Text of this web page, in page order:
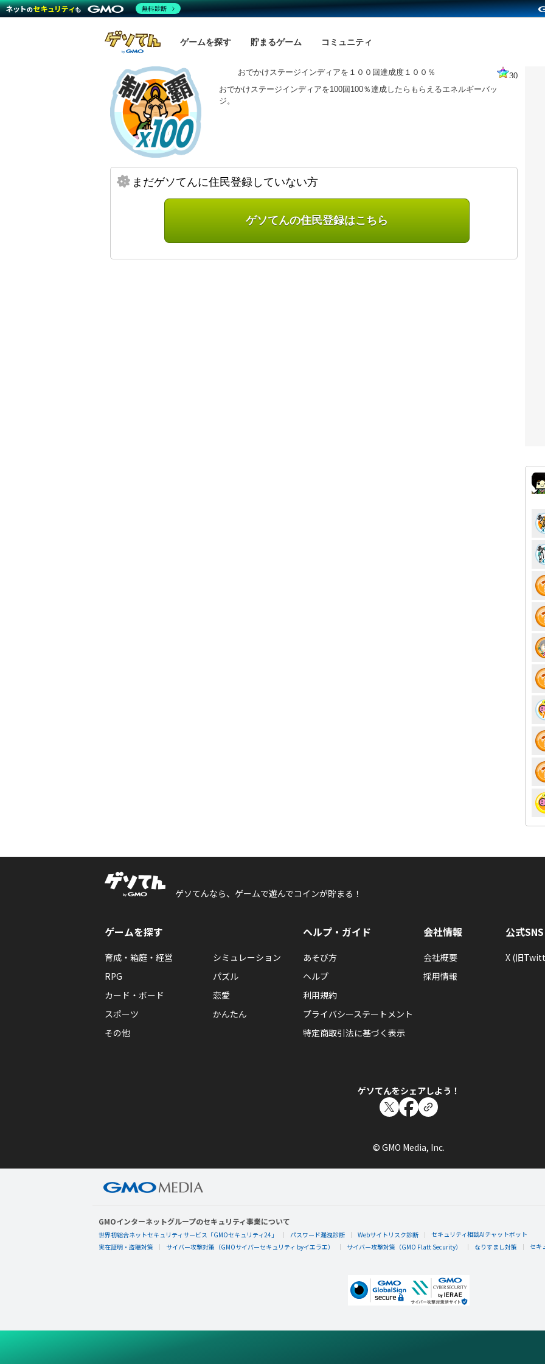
ゲームを探す 貯まるゲーム コミュニティ
おでかけステージインディアを１００回達成度１００％
30
おでかけステージインディアを100回100％達成したらもらえるエネルギーバッ
ジ。
まだゲソてんに住民登録していない方
ゲソてんの住民登録はこちら
ゲソてんなら、ゲームで遊んでコインが貯まる！
ゲームを探す
育成・箱庭・経営
シミュレーション
RPG
パズル
カード・ボード
恋愛
スポーツ
かんたん
その他
ヘルプ・ガイド
あそび方
ヘルプ
利用規約
プライバシーステートメント
特定商取引法に基づく表示
会社情報
会社概要
採用情報
公式SNS
X (旧
ゲソてんをシェアしよう！
© GMO Media, Inc.
GMOインターネットグループのセキュリティ事業について
世界初総合ネットセキュリティサービス「GMOセキュリティ24」 パスワード漏洩診断 Webサイトリスク診断
セキュリティ相談AIチャットボット
実在証明・盗聴対策
サイバー攻撃対策（GMOサイバーセキュリティ byイエラエ） サイバー攻撃対策（GMO Flatt Security） なりすまし対策 セキ
無料診断